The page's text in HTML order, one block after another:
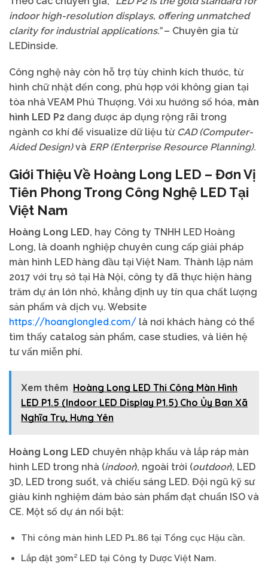
indoor high-resolution displays, offering unmatched
clarity for industrial applications.”– Chuyên gia từ
LEDinside.
Công nghệ này còn hỗ trợ tùy chỉnh kích thước, từ
hình chữ nhật đến cong, phù hợp với không gian tại
tòa nhà VEAM Phú Thượng. Với xu hướng số hóa, màn
hình LED P2 đang được áp dụng rộng rãi trong
ngành cơ khí để visualize dữ liệu từ CAD (Computer-
Aided Design)và ERP (Enterprise Resource Planning).
Giới Thiệu Về Hoàng Long LED – Đơn Vị
Tiên Phong Trong Công Nghệ LED Tại
Việt Nam
Hoàng Long LED, hay Công ty TNHH LED Hoàng
Long, là doanh nghiệp chuyên cung cấp giải pháp
màn hình LED hàng đầu tại Việt Nam. Thành lập năm
2017 với trụ sở tại Hà Nội, công ty đã thực hiện hàng
trăm dự án lớn nhỏ, khẳng định uy tín qua chất lượng
sản phẩm và dịch vụ. Website
https://hoanglongled.com/ là nơi khách hàng có thể
tìm thấy catalog sản phẩm, case studies, và liên hệ
tư vấn miễn phí.
Xem thêm Hoàng Long LED Thi Công Màn Hình
LED P1.5 (Indoor LED Display P1.5) Cho Ủy Ban Xã
Nghĩa Trụ, Hưng Yên
Hoàng Long LED chuyên nhập khẩu và lắp ráp màn
hình LED trong nhà (indoor), ngoài trời (outdoor), LED
3D, LED trong suốt, và chiếu sáng LED. Đội ngũ kỹ sư
giàu kinh nghiệm đảm bảo sản phẩm đạt chuẩn ISO và
CE. Một số dự án nổi bật:
Thi công màn hình LED P1.86 tại Tổng cục Hậu cần.
Lắp đặt 30m² LED tại Công ty Dược Việt Nam.